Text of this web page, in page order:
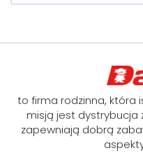
to firma rodzinna, która
misją jest dystrybucja
zapewniają dobrą